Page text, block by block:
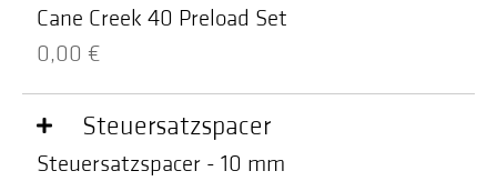
Cane Creek 40 Preload Set
0,00 €
Steuersatzspacer
Steuersatzspacer - 10 mm